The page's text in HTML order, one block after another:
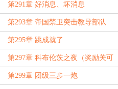
第291章 好消息、坏消息
第293章 帝国禁卫突击教导部队
（补更2/3）
第295章 跳成就了
第297章 科布伦茨之夜（奖励关可
跳）
第299章 团级三步一炮